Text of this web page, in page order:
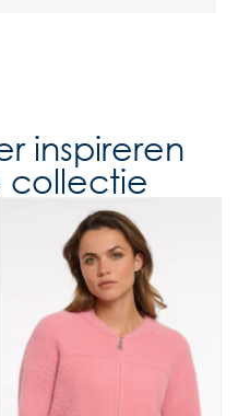
inspireren
collectie